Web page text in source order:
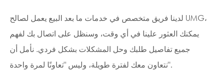
لدينا فريق متخصص في خدمات ما بعد البيع يعمل لصالح UMG،
يمكنك العثور علينا في أي وقت، وسنظل على اتصال بك لفهم
جميع تفاصيل طلبك وحل المشكلات بشكل فردي. نأمل أن
نتعاون معك لفترة طويلة، وليس "تعاونًا لمرة واحدة".